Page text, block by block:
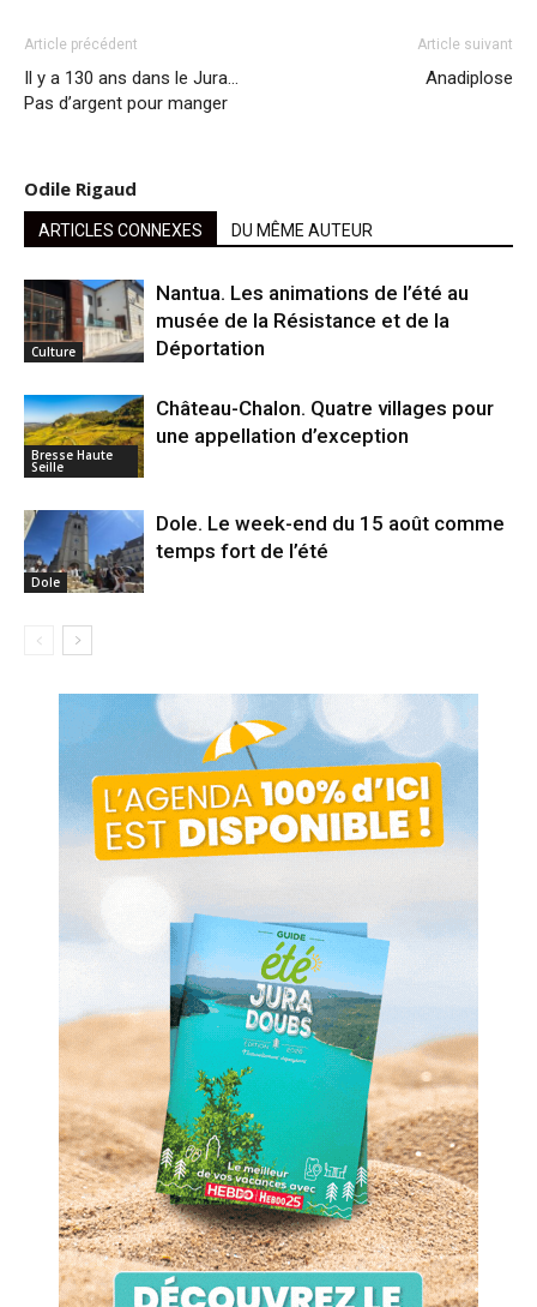
Article précédent
Il y a 130 ans dans le Jura…
Pas d’argent pour manger
Article suivant
Anadiplose
Odile Rigaud
ARTICLES CONNEXES DU MÊME AUTEUR
Culture
Nantua. Les animations de l’été au
musée de la Résistance et de la
Déportation
Bresse Haute
Seille
Château-Chalon. Quatre villages pour
une appellation d’exception
Dole
Dole. Le week-end du 15 août comme
temps fort de l’été